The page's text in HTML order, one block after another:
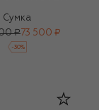
Сумка
₽73 500 ₽
-30%